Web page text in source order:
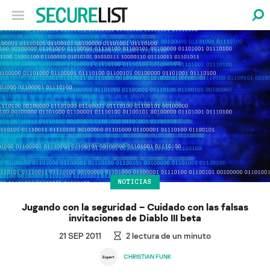
NOTICIAS
Jugando con la seguridad – Cuidado con las falsas
invitaciones de Diablo III beta
21 SEP 2011 2lectura de un minuto
CHRISTIAN FUNK